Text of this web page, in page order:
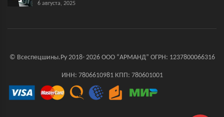
6 августа, 2025
© Всеспецшины.Ру 2018- 2026 ООО “АРМАНД” ОГРН: 1237800066316
ИНН: 7806610981 КПП: 780601001